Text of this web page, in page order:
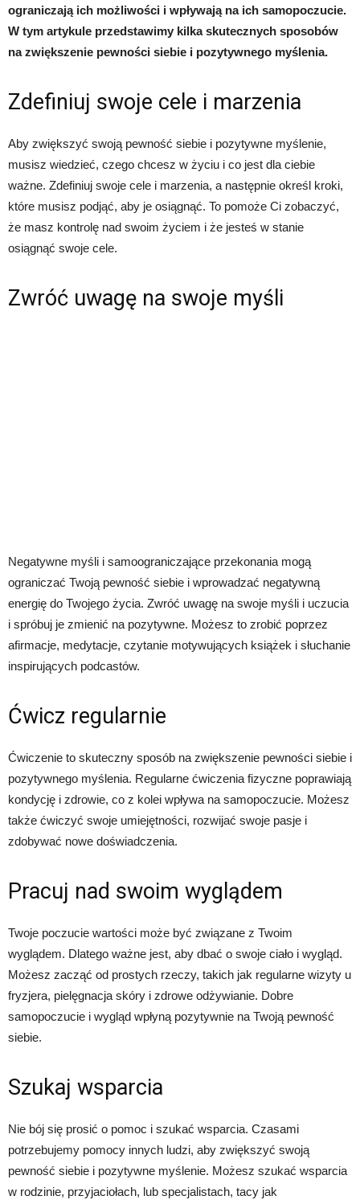
ograniczają ich możliwości i wpływają na ich samopoczucie.
W tym artykule przedstawimy kilka skutecznych sposobów
na zwiększenie pewności siebie i pozytywnego myślenia.
Zdefiniuj swoje cele i marzenia
Aby zwiększyć swoją pewność siebie i pozytywne myślenie,
musisz wiedzieć, czego chcesz w życiu i co jest dla ciebie
ważne. Zdefiniuj swoje cele i marzenia, a następnie określ kroki,
które musisz podjąć, aby je osiągnąć. To pomoże Ci zobaczyć,
że masz kontrolę nad swoim życiem i że jesteś w stanie
osiągnąć swoje cele.
Zwróć uwagę na swoje myśli
Negatywne myśli i samoograniczające przekonania mogą
ograniczać Twoją pewność siebie i wprowadzać negatywną
energię do Twojego życia. Zwróć uwagę na swoje myśli i uczucia
i spróbuj je zmienić na pozytywne. Możesz to zrobić poprzez
afirmacje, medytacje, czytanie motywujących książek i słuchanie
inspirujących podcastów.
Ćwicz regularnie
Ćwiczenie to skuteczny sposób na zwiększenie pewności siebie i
pozytywnego myślenia. Regularne ćwiczenia fizyczne poprawiają
kondycję i zdrowie, co z kolei wpływa na samopoczucie. Możesz
także ćwiczyć swoje umiejętności, rozwijać swoje pasje i
zdobywać nowe doświadczenia.
Pracuj nad swoim wyglądem
Twoje poczucie wartości może być związane z Twoim
wyglądem. Dlatego ważne jest, aby dbać o swoje ciało i wygląd.
Możesz zacząć od prostych rzeczy, takich jak regularne wizyty u
fryzjera, pielęgnacja skóry i zdrowe odżywianie. Dobre
samopoczucie i wygląd wpłyną pozytywnie na Twoją pewność
siebie.
Szukaj wsparcia
Nie bój się prosić o pomoc i szukać wsparcia. Czasami
potrzebujemy pomocy innych ludzi, aby zwiększyć swoją
pewność siebie i pozytywne myślenie. Możesz szukać wsparcia
w rodzinie, przyjaciołach, lub specjalistach, tacy jak